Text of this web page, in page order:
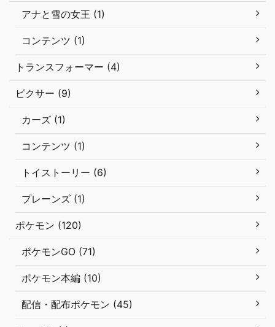
アナと雪の女王 (1)
コンテンツ (1)
トランスフォーマー (4)
ピクサー (9)
カーズ (1)
コンテンツ (1)
トイストーリー (6)
プレーンズ (1)
ポケモン (120)
ポケモンGO (71)
ポケモン本編 (10)
配信・配布ポケモン (45)